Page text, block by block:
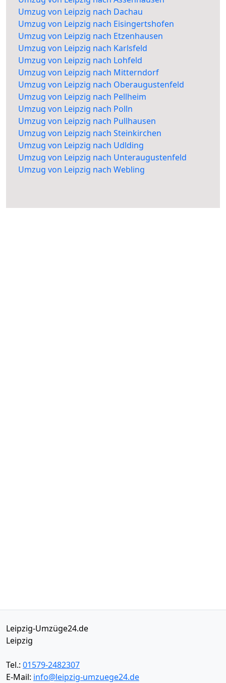
Umzug von Leipzig nach Dachau
Umzug von Leipzig nach Eisingertshofen
Umzug von Leipzig nach Etzenhausen
Umzug von Leipzig nach Karlsfeld
Umzug von Leipzig nach Lohfeld
Umzug von Leipzig nach Mitterndorf
Umzug von Leipzig nach Oberaugustenfeld
Umzug von Leipzig nach Pellheim
Umzug von Leipzig nach Polln
Umzug von Leipzig nach Pullhausen
Umzug von Leipzig nach Steinkirchen
Umzug von Leipzig nach Udlding
Umzug von Leipzig nach Unteraugustenfeld
Umzug von Leipzig nach Webling
Leipzig-Umzüge24.de
Leipzig
Tel.: 01579-2482307
E-Mail: info@leipzig-umzuege24.de